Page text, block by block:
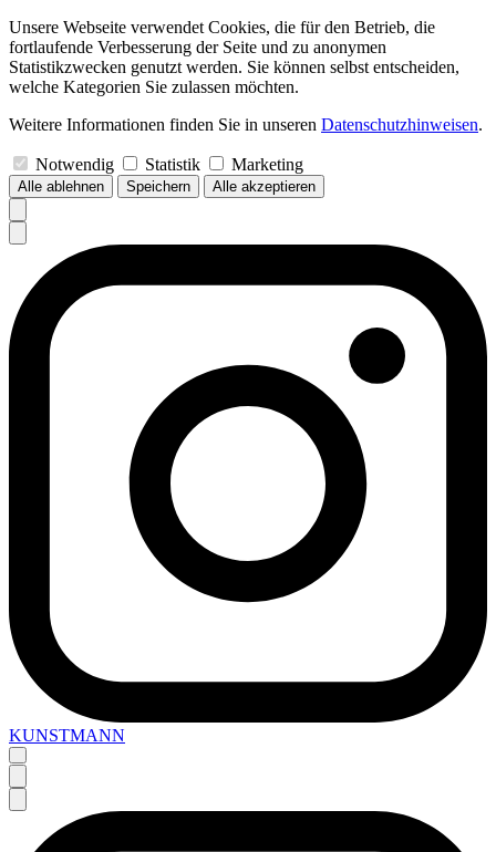
Unsere Webseite verwendet Cookies, die für den Betrieb, die
fortlaufende Verbesserung der Seite und zu anonymen
Statistikzwecken genutzt werden. Sie können selbst entscheiden,
welche Kategorien Sie zulassen möchten.
Weitere Informationen finden Sie in unseren Datenschutzhinweisen.
Notwendig Statistik Marketing
Alle ablehnen Speichern Alle akzeptieren
KUNSTMANN